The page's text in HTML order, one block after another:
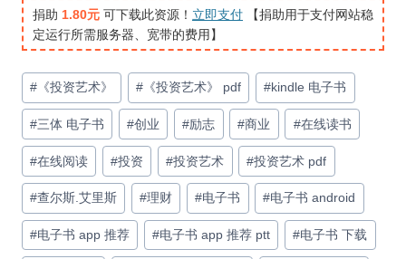
捐助 1.80元 可下载此资源！ 立即支付 【捐助用于支付网站稳
定运行所需服务器、宽带的费用】
文
章
标
签：
# 《投资艺术》 # 《投资艺术》 pdf #kindle 电子书
#三体 电子书 #创业 #励志 #商业 #在线读书
#在线阅读 #投资 #投资艺术 #投资艺术 pdf
#查尔斯.艾里斯 #理财 #电子书 #电子书 android
#电子书 app 推荐 #电子书 app 推荐 ptt #电子书 下载